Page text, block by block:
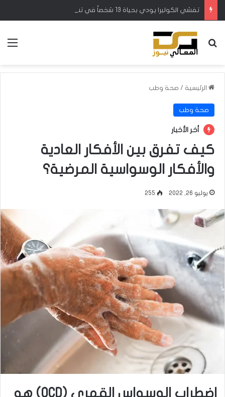
تفشي الكوليرا يودي بحياة 13 شخصاً في تشاد
بحث عن
الرئيسية / صحة وطب
صحة وطب
أخر الأخبار
كيف تفرق بين الأفكار العادية
والأفكار الوسواسية المرضية؟
يوليو 26, 2022 255
اضطراب الوسواس القهري (OCD) هو